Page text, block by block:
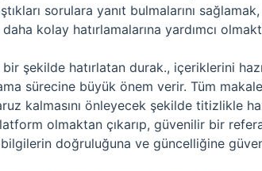
sorulara yanıt bulmalarını
kolay hatırlamalarına yardımcı
şekilde hatırlatan durak., içeriklerini
sürecine büyük önem verir. Tüm
kalmasını önleyecek şekilde titizlikle
olmaktan çıkarıp, güvenilir bir
bilgilerin doğruluğuna ve güncelliğine